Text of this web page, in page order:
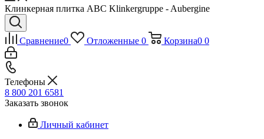
Клинкерная плитка ABC Klinkergruppe - Aubergine
Сравнение0 Отложенные 0 Корзина0 0
Телефоны
8 800 201 6581
Заказать звонок
Личный кабинет